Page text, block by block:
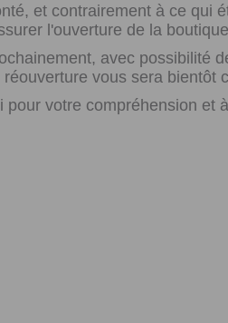
et contrairement à ce qui
l'ouverture de la
avec possibilité
réouverture vous sera bientôt
pour votre compréhension et